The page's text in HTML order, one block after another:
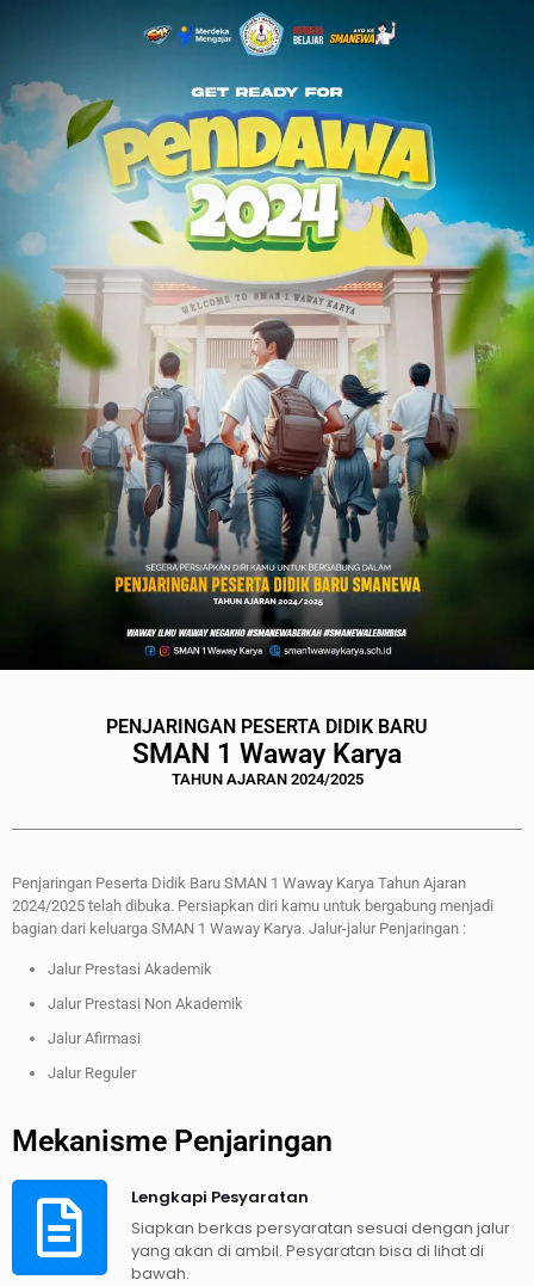
PENJARINGAN PESERTA DIDIK BARU
SMAN 1 Waway Karya
TAHUN AJARAN 2024/2025
Penjaringan Peserta Didik Baru SMAN 1 Waway Karya Tahun Ajaran
2024/2025 telah dibuka. Persiapkan diri kamu untuk bergabung menjadi
bagian dari keluarga SMAN 1 Waway Karya. Jalur-jalur Penjaringan :
Jalur Prestasi Akademik
Jalur Prestasi Non Akademik
Jalur Afirmasi
Jalur Reguler
Mekanisme Penjaringan
Lengkapi Pesyaratan
Siapkan berkas persyaratan sesuai dengan jalur
yang akan di ambil. Pesyaratan bisa di lihat di
bawah.